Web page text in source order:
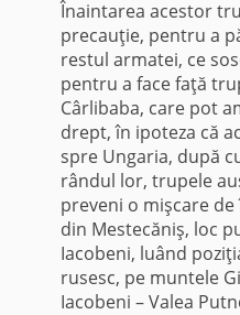
Înaintarea acestor
precauţie, pentru a
restul armatei, ce
pentru a face faţă
Cârlibaba, care pot
drept, în ipoteza că
spre Ungaria, după
rândul lor, trupele
preveni o mişcare
din Mestecăniş, loc
Iacobeni, luând
rusesc, pe muntele
Iacobeni – Valea